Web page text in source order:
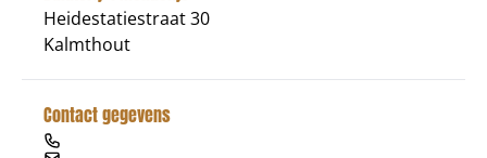
Heidestatiestraat 30
Kalmthout
Contact gegevens